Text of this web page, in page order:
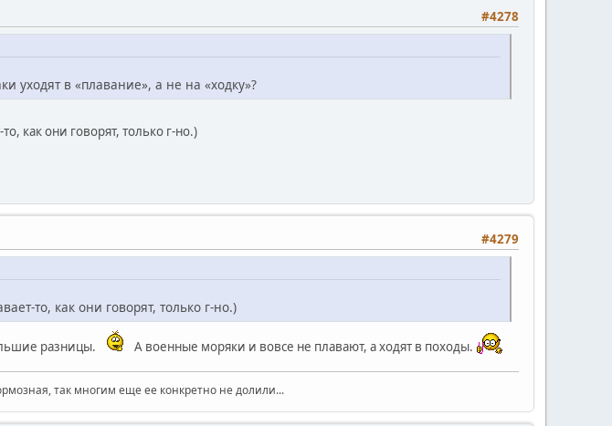
#4278
уходят в «плавание», а не на «ходку»?
как они говорят, только г-но.)
#4279
то, как они говорят, только г-но.)
разницы. А военные моряки и вовсе не плавают, а ходят в походы.
так многим еще ее конкретно не долили...